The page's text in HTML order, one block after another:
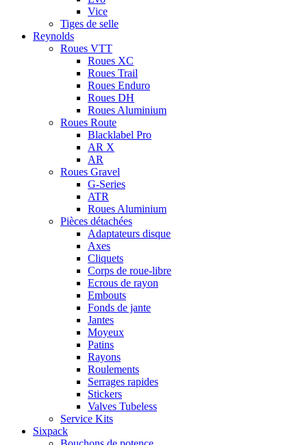
Vice
Tiges de selle
Reynolds
Roues VTT
Roues XC
Roues Trail
Roues Enduro
Roues DH
Roues Aluminium
Roues Route
Blacklabel Pro
AR X
AR
Roues Gravel
G-Series
ATR
Roues Aluminium
Pièces détachées
Adaptateurs disque
Axes
Cliquets
Corps de roue-libre
Ecrous de rayon
Embouts
Fonds de jante
Jantes
Moyeux
Patins
Rayons
Roulements
Serrages rapides
Stickers
Valves Tubeless
Service Kits
Sixpack